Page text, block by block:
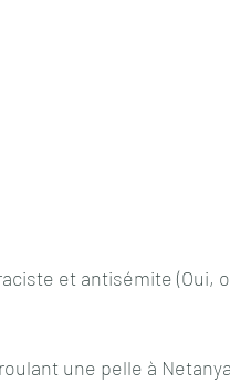
et antisémite (Oui,
une pelle à